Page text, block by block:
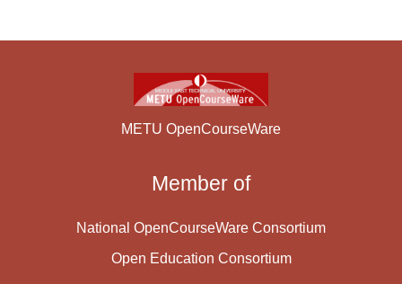
METU OpenCourseWare
Member of
National OpenCourseWare Consortium
Open Education Consortium